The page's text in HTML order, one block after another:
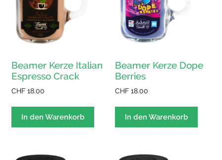
Beamer Kerze Italian
Espresso Crack
CHF 18.00
In den Warenkorb
Beamer Kerze Dope
Berries
CHF 18.00
In den Warenkorb